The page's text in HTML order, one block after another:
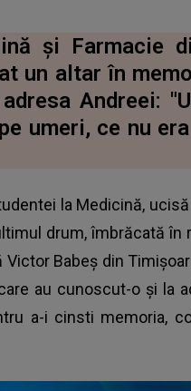
și Farmacie
un altar în
Andreei:
umeri, ce nu
la Medicină,
drum, îmbrăcată în
Victor Babeș din
au cunoscut-o și la
a-i cinsti memoria,